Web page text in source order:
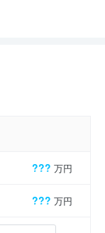
??? 万円
??? 万円